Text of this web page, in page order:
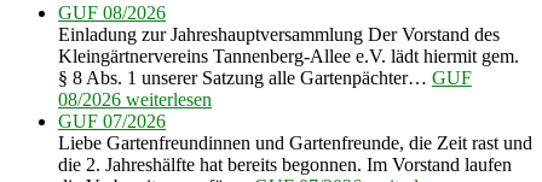
GUF 08/2026
Einladung zur Jahreshauptversammlung Der Vorstand des
Kleingärtnervereins Tannenberg-Allee e.V. lädt hiermit gem.
§ 8 Abs. 1 unserer Satzung alle Gartenpächter… GUF
08/2026 weiterlesen
GUF 07/2026
Liebe Gartenfreundinnen und Gartenfreunde, die Zeit rast und
die 2. Jahreshälfte hat bereits begonnen. Im Vorstand laufen